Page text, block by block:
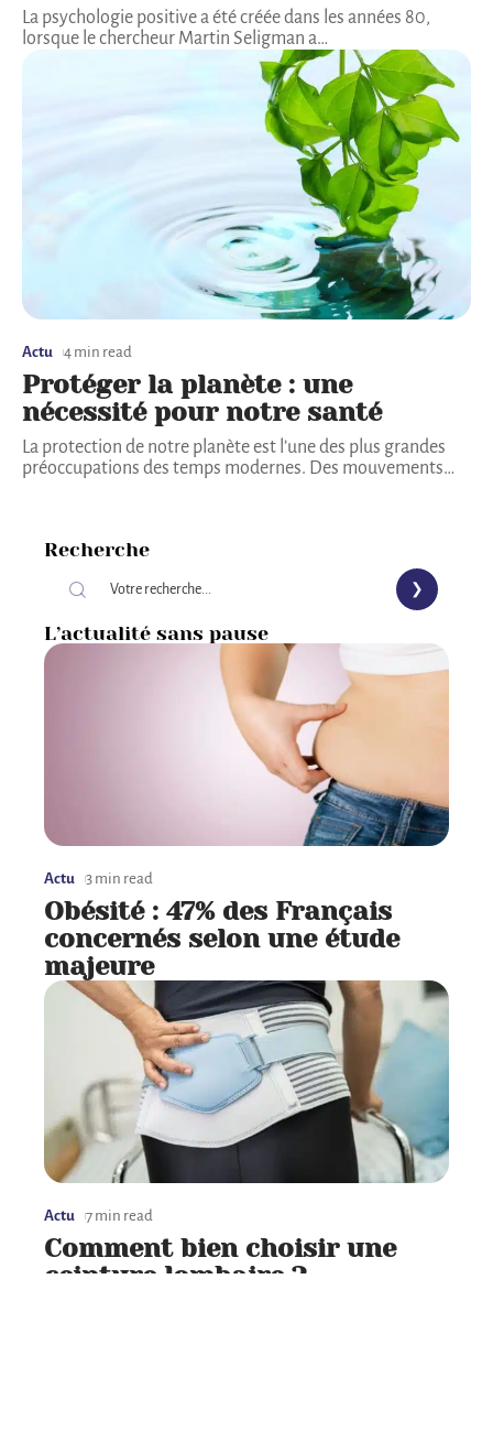
La psychologie positive a été créée dans les années 80,
lorsque le chercheur Martin Seligman a…
Actu 4 min read
Protéger la planète : une
nécessité pour notre santé
La protection de notre planète est l’une des plus grandes
préoccupations des temps modernes. Des mouvements…
Recherche
L’actualité sans pause
Actu 3 min read
Obésité : 47% des Français
concernés selon une étude
majeure
Actu 7 min read
Comment bien choisir une
ceinture lombaire ?